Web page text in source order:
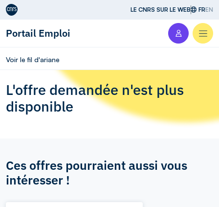
Aller au contenu LE CNRS SUR LE WEB FREN
Portail Emploi
Voir le fil d'ariane
L'offre demandée n'est plus
disponible
Ces offres pourraient aussi vous
intéresser !